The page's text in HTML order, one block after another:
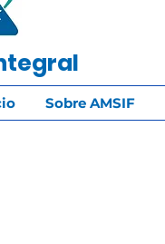
Sobre AMSIF